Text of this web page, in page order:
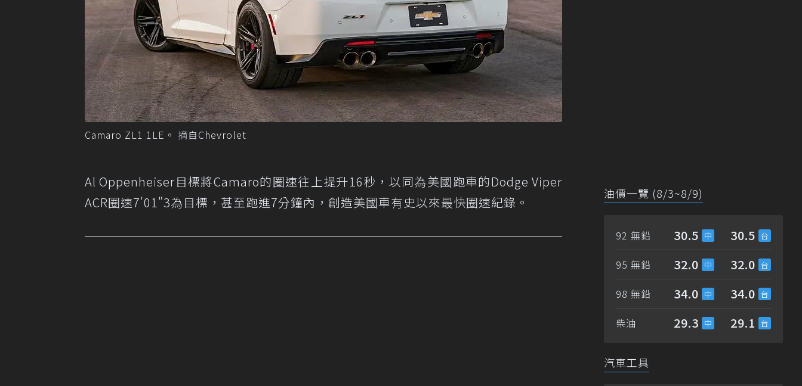
Camaro ZL1 1LE。 摘自Chevrolet
Al Oppenheiser目標將Camaro的圈速往上提升16秒，以同為美國跑車的Dodge Viper
ACR圈速7'01"3為目標，甚至跑進7分鐘內，創造美國車有史以來最快圈速紀錄。
油價一覽 (8/3~8/9)
92 無鉛 30.5 30.5
95 無鉛 32.0 32.0
98 無鉛 34.0 34.0
柴油 29.3 29.1
汽車工具